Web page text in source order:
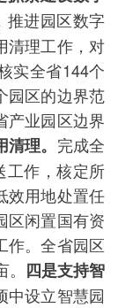
推进园区数字
清理工作，对
实全省144个
园区的边界范
产业园区边界
理。 完成全
工作，核定所
效用地处置任
区闲置国有资
作。全省园区
四是支持智
中设立智慧园